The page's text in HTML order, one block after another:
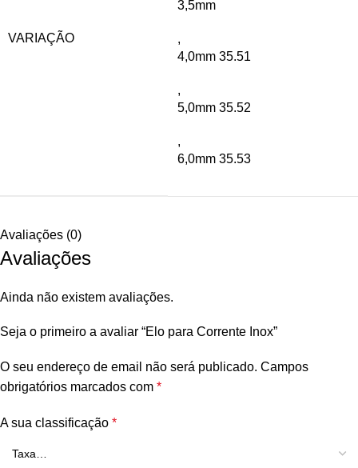
VARIAÇÃO
3,5mm
,
4,0mm 35.51
,
5,0mm 35.52
,
6,0mm 35.53
Avaliações (0)
Avaliações
Ainda não existem avaliações.
Seja o primeiro a avaliar “Elo para Corrente Inox”
O seu endereço de email não será publicado. Campos
obrigatórios marcados com *
A sua classificação *